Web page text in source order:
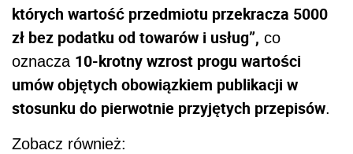
których wartość przedmiotu przekracza 5000
zł bez podatku od towarów i usług”, co
oznacza 10-krotny wzrost progu wartości
umów objętych obowiązkiem publikacji w
stosunku do pierwotnie przyjętych przepisów.
Zobacz również: